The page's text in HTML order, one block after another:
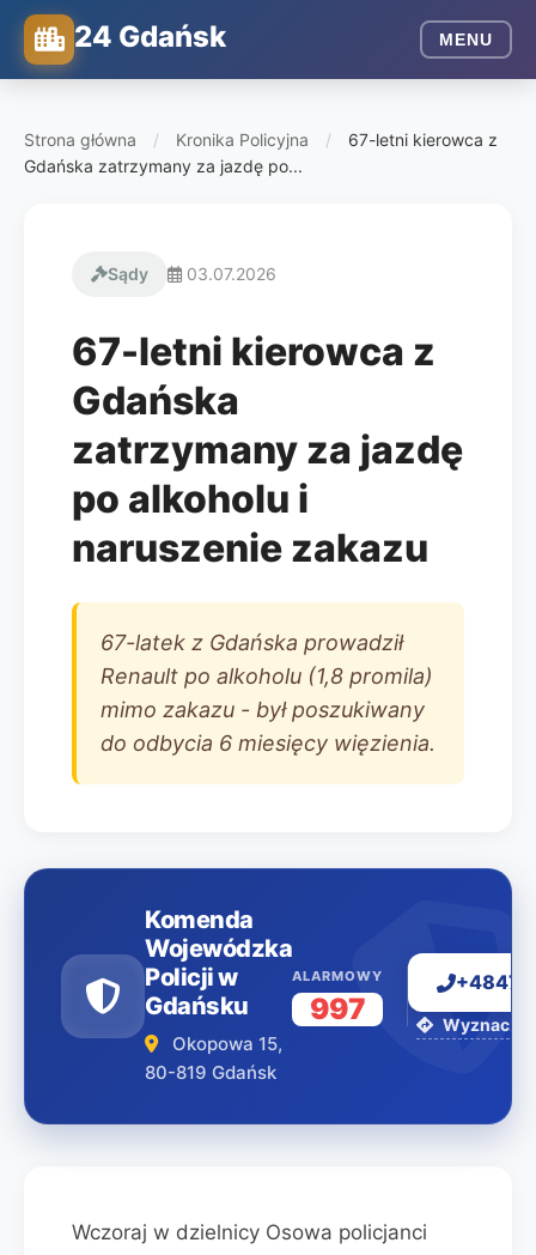
24 Gdańsk MENU
Strona główna / Kronika Policyjna /
67-letni kierowca z
Gdańska zatrzymany za jazdę po...
Sądy 03.07.2026
67-letni kierowca z
Gdańska
zatrzymany za jazdę
po alkoholu i
naruszenie zakazu
67-latek z Gdańska prowadził
Renault po alkoholu (1,8 promila)
mimo zakazu - był poszukiwany
do odbycia 6 miesięcy więzienia.
Komenda
Wojewódzka
Policji w
Gdańsku
Okopowa 15,
80-819 Gdańsk
ALARMOWY
997 Wyznacz
Wczoraj w dzielnicy Osowa policjanci